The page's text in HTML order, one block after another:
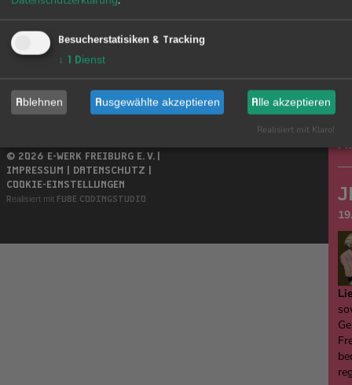
© 2026 E-WERK FREIBURG E. V. |
IMPRESSUM | DATENSCHUTZ |
COOKIE-EINSTELLUNGEN
Realisiert mit FUBE CODINGSTUDIO
Besucherstatisiken & Tracking
↓ 1 Dienst
Ablehnen Ausgewählte akzeptieren Alle akzeptieren
Realisiert mit Klaro!